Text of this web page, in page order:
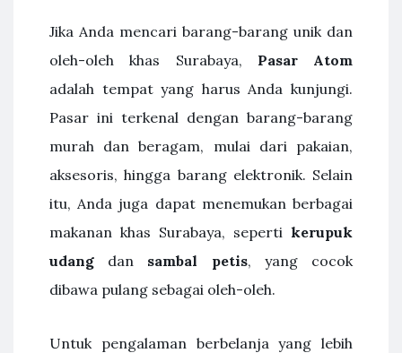
Jika Anda mencari barang-barang unik dan
oleh-oleh khas Surabaya, Pasar Atom
adalah tempat yang harus Anda kunjungi.
Pasar ini terkenal dengan barang-barang
murah dan beragam, mulai dari pakaian,
aksesoris, hingga barang elektronik. Selain
itu, Anda juga dapat menemukan berbagai
makanan khas Surabaya, seperti kerupuk
udang dan sambal petis, yang cocok
dibawa pulang sebagai oleh-oleh.
Untuk pengalaman berbelanja yang lebih